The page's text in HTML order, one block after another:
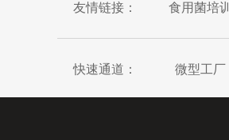
友情链接： 食用菌培训
快速通道： 微型工厂